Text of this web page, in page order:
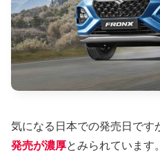
気になる日本での発売日です
発売が濃厚とみられています。